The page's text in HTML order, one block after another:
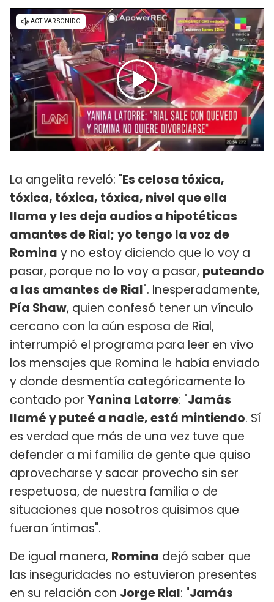
La angelita reveló: "Es celosa tóxica,
tóxica, tóxica, tóxica, nivel que ella
llama y les deja audios a hipotéticas
amantes de Rial; yo tengo la voz de
Romina y no estoy diciendo que lo voy a
pasar, porque no lo voy a pasar, puteando
a las amantes de Rial". Inesperadamente,
Pía Shaw, quien confesó tener un vínculo
cercano con la aún esposa de Rial,
interrumpió el programa para leer en vivo
los mensajes que Romina le había enviado
y donde desmentía categóricamente lo
contado por Yanina Latorre: "Jamás
llamé y puteé a nadie, está mintiendo. Sí
es verdad que más de una vez tuve que
defender a mi familia de gente que quiso
aprovecharse y sacar provecho sin ser
respetuosa, de nuestra familia o de
situaciones que nosotros quisimos que
fueran íntimas".
De igual manera, Romina dejó saber que
las inseguridades no estuvieron presentes
en su relación con Jorge Rial: "Jamás